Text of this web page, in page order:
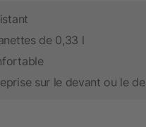
de 0,33 l
sur le devant ou le